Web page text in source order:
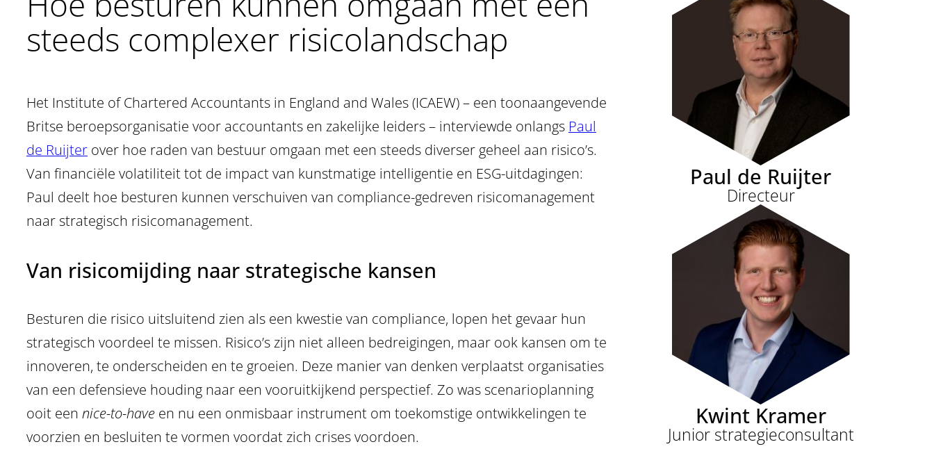
steeds complexer risicolandschap
Het Institute of Chartered Accountants in England and Wales (ICAEW) – een toonaangevende
Britse beroepsorganisatie voor accountants en zakelijke leiders – interviewde onlangs Paul
de Ruijter over hoe raden van bestuur omgaan met een steeds diverser geheel aan risico’s.
Van financiële volatiliteit tot de impact van kunstmatige intelligentie en ESG-uitdagingen:
Paul deelt hoe besturen kunnen verschuiven van compliance-gedreven risicomanagement
naar strategisch risicomanagement.
Van risicomijding naar strategische kansen
Besturen die risico uitsluitend zien als een kwestie van compliance, lopen het gevaar hun
strategisch voordeel te missen. Risico’s zijn niet alleen bedreigingen, maar ook kansen om te
innoveren, te onderscheiden en te groeien. Deze manier van denken verplaatst organisaties
van een defensieve houding naar een vooruitkijkend perspectief. Zo was scenarioplanning
ooit een nice-to-have en nu een onmisbaar instrument om toekomstige ontwikkelingen te
voorzien en besluiten te vormen voordat zich crises voordoen.
Paul de Ruijter
Directeur
Kwint Kramer
Junior strategieconsultant